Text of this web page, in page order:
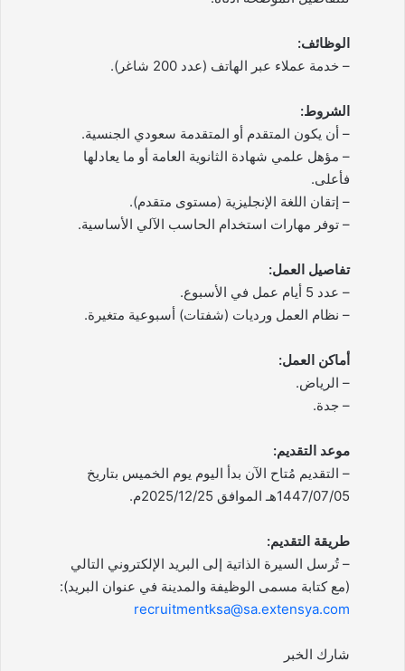
الوظائف:
– خدمة عملاء عبر الهاتف (عدد 200 شاغر).
الشروط:
– أن يكون المتقدم أو المتقدمة سعودي الجنسية.
– مؤهل علمي شهادة الثانوية العامة أو ما يعادلها
فأعلى.
– إتقان اللغة الإنجليزية (مستوى متقدم).
– توفر مهارات استخدام الحاسب الآلي الأساسية.
تفاصيل العمل:
– عدد 5 أيام عمل في الأسبوع.
– نظام العمل ورديات (شفتات) أسبوعية متغيرة.
أماكن العمل:
– الرياض.
– جدة.
موعد التقديم:
– التقديم مُتاح الآن بدأ اليوم يوم الخميس بتاريخ
1447/07/05هـ الموافق 2025/12/25م.
طريقة التقديم:
– تُرسل السيرة الذاتية إلى البريد الإلكتروني التالي
(مع كتابة مسمى الوظيفة والمدينة في عنوان البريد):
recruitmentksa@sa.extensya.com
شارك الخبر